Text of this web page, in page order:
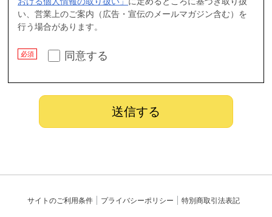
同意する
い、営業上のご案内（広告・宣伝のメールマガジン含む）を
行う場合があります。
サイトのご利用条件 プライバシーポリシー 特別商取引法表記